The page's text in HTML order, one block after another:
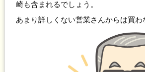
崎も含まれるでしょう。
あまり詳しくない営業さんからは買わ